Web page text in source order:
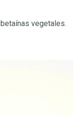
vegetales.